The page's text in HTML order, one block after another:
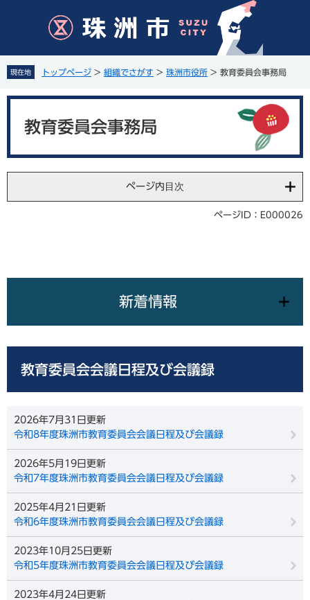
先
頭
で
を
飛
ば
現在地 トップページ > 組織でさがす > 珠洲市役所 > 教育委員会事務局
教育委員会事務局
ページ内目次
ページID：E000026
新着情報
教育委員会会議日程及び会議録
2026年7月31日更新
令和8年度珠洲市教育委員会会議日程及び会議録
2026年5月19日更新
令和7年度珠洲市教育委員会会議日程及び会議録
2025年4月21日更新
令和6年度珠洲市教育委員会会議日程及び会議録
2023年10月25日更新
令和5年度珠洲市教育委員会会議日程及び会議録
2023年4月24日更新